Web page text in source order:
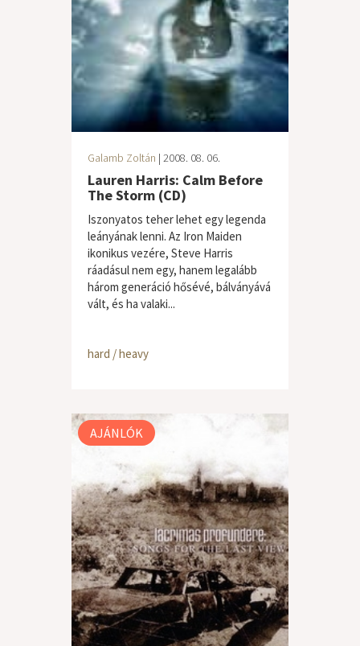
Galamb Zoltán | 2008. 08. 06.
Lauren Harris: Calm Before
The Storm (CD)
Iszonyatos teher lehet egy legenda
leányának lenni. Az Iron Maiden
ikonikus vezére, Steve Harris
ráadásul nem egy, hanem legalább
három generáció hősévé, bálványává
vált, és ha valaki...
hard / heavy
AJÁNLÓK